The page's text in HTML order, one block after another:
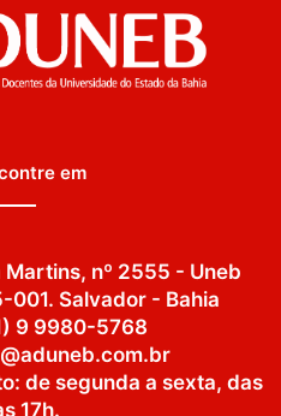
em
Martins, nº 2555 - Uneb
001. Salvador - Bahia
9 9980-5768
de segunda a sexta, das
17h.